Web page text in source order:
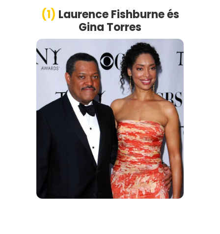
(1) Laurence Fishburneés
Gina Torres